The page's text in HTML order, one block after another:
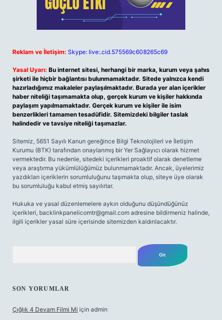
Reklam ve İletişim: Skype: live:.cid.575569c608265c69
Yasal Uyarı: Bu internet sitesi, herhangi bir marka, kurum veya şahıs
şirketi ile hiçbir bağlantısı bulunmamaktadır. Sitede yalnızca kendi
hazırladığımız makaleler paylaşılmaktadır. Burada yer alan içerikler
haber niteliği taşımamakta olup, gerçek kurum ve kişiler hakkında
paylaşım yapılmamaktadır. Gerçek kurum ve kişiler ile isim
benzerlikleri tamamen tesadüfidir. Sitemizdeki bilgiler taslak
halindedir ve tavsiye niteliği taşımazlar.
Sitemiz, 5651 Sayılı Kanun gereğince Bilgi Teknolojileri ve İletişim
Kurumu (BTK) tarafından onaylanmış bir Yer Sağlayıcı olarak hizmet
vermektedir. Bu nedenle, sitedeki içerikleri proaktif olarak denetleme
veya araştırma yükümlülüğümüz bulunmamaktadır. Ancak, üyelerimiz
yazdıkları içeriklerin sorumluluğunu taşımakta olup, siteye üye olarak
bu sorumluluğu kabul etmiş sayılırlar.
Hukuka ve yasal düzenlemelere aykırı olduğunu düşündüğünüz
içerikleri, backlinkpanelicomtr@gmail.com adresine bildirmeniz halinde,
ilgili içerikler yasal süre içerisinde sitemizden kaldırılacaktır.
SON YORUMLAR
Çığlık 4 Devam Filmi Mi için admin